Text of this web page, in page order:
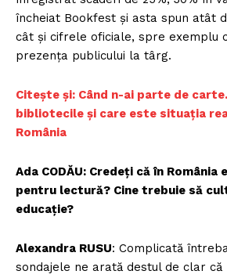
încheiat Bookfest și asta spun atât
cât și cifrele oficiale, spre exemplu
prezenţa publicului la târg.
Citește și: Când n-ai parte de
bibliotecile și care este situația
România
Ada CODĂU: Credeți că în
pentru lectură? Cine trebuie să
educație?
Alexandra RUSU: Complicată
sondajele ne arată destul de clar că